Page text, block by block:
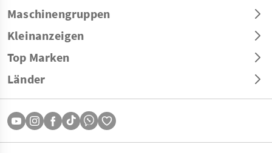
Maschinengruppen
Kleinanzeigen
Top Marken
Länder